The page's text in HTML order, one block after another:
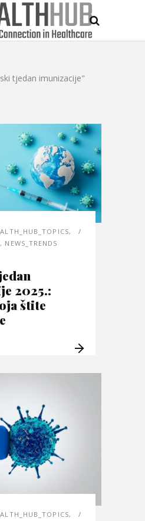
tjedan imunizacije"
,
, NEWS_TRENDS
2025.:
štite
,